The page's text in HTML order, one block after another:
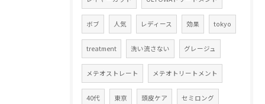
ボブ 人気 レディース 効果 tokyo
treatment 洗い流さない グレージュ
メテオストレート メテオトリートメント
40代 東京 頭皮ケア セミロング